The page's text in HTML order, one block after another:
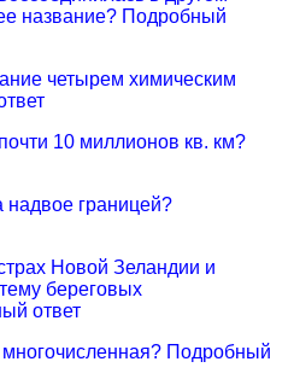
название? Подробный
четырем химическим
10 миллионов кв. км?
надвое границей?
Новой Зеландии и
береговых
ответ
многочисленная? Подробный